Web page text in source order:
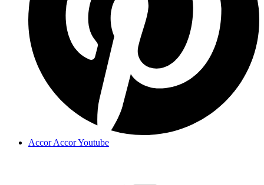
Accor Accor Youtube